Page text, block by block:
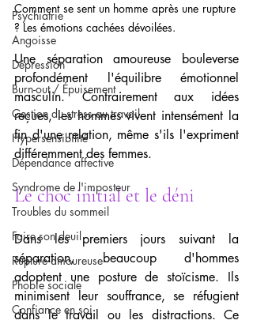
Psychiatrie
Angoisse
Dépression
Burn-out / Épuisement
Gestion du stress au travail
Hypersensibilité
Dépendance affective
Syndrome de l'imposteur
Troubles du sommeil
Faire son deuil
Rupture amoureuse
Phobie sociale
Confiance en soi
Comment se sent un homme après une rupture
? Les émotions cachées dévoilées.
Une séparation amoureuse bouleverse
profondément l'équilibre émotionnel
masculin. Contrairement aux idées
reçues, les hommes vivent intensément la
fin d'une relation, même s'ils l'expriment
différemment des femmes.
Le choc initial et le déni
Dans les premiers jours suivant la
séparation, beaucoup d'hommes
adoptent une posture de stoïcisme. Ils
minimisent leur souffrance, se réfugient
dans le travail ou les distractions. Ce